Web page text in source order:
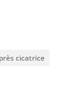
cicatrice